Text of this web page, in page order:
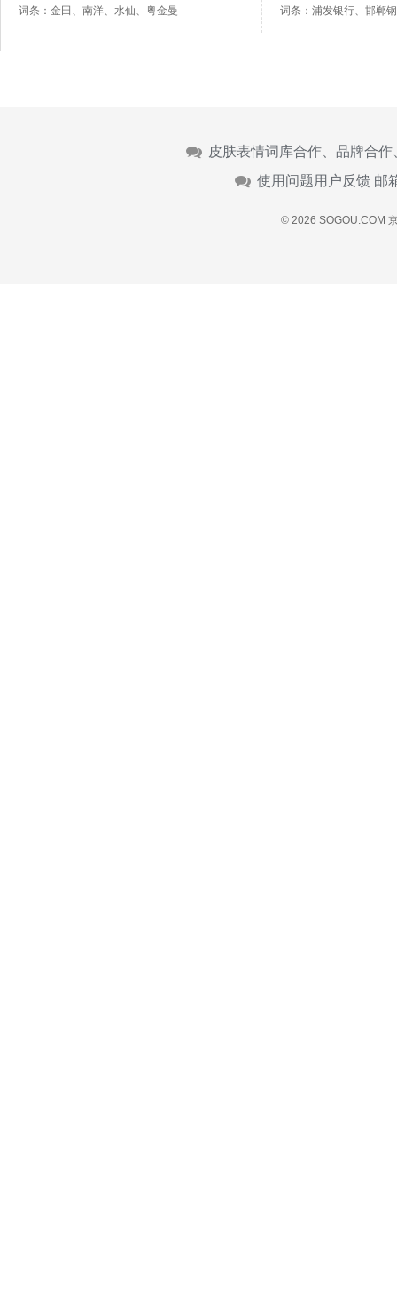
词条：金田、南洋、水仙、粤金曼 词条：浦发银行、邯郸
皮肤表情词库合作、品牌合
使用问题用户反馈 邮
© 2026 SOGOU.COM